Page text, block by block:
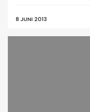
8 JUNI 2013